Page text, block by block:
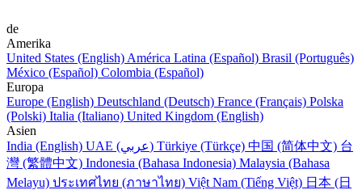
de
Amerika
United States (English) América Latina (Español) Brasil (Português)
México (Español) Colombia (Español)
Europa
Europe (English) Deutschland (Deutsch) France (Français) Polska
(Polski) Italia (Italiano) United Kingdom (English)
Asien
India (English)
UAE (عربي) Türkiye (Türkçe) 中国 (简体中文) 台
灣 (繁體中文) Indonesia (Bahasa Indonesia) Malaysia (Bahasa
Melayu) ประเทศไทย (ภาษาไทย) Việt Nam (Tiếng Việt) 日本 (日